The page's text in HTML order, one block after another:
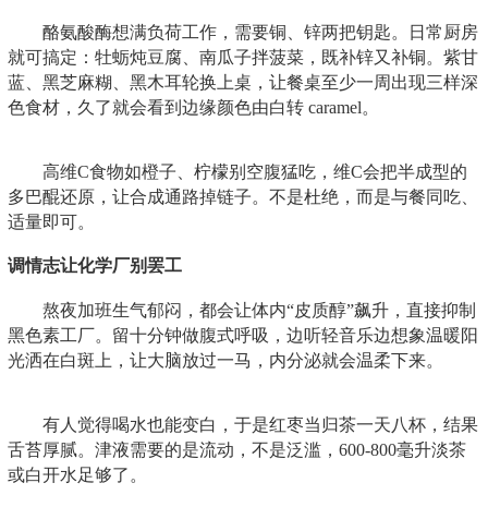
酪氨酸酶想满负荷工作，需要铜、锌两把钥匙。日常厨房
就可搞定：牡蛎炖豆腐、南瓜子拌菠菜，既补锌又补铜。紫甘
蓝、黑芝麻糊、黑木耳轮换上桌，让餐桌至少一周出现三样深
色食材，久了就会看到边缘颜色由白转 caramel。
高维C食物如橙子、柠檬别空腹猛吃，维C会把半成型的
多巴醌还原，让合成通路掉链子。不是杜绝，而是与餐同吃、
适量即可。
调情志让化学厂别罢工
熬夜加班生气郁闷，都会让体内“皮质醇”飙升，直接抑制
黑色素工厂。留十分钟做腹式呼吸，边听轻音乐边想象温暖阳
光洒在白斑上，让大脑放过一马，内分泌就会温柔下来。
有人觉得喝水也能变白，于是红枣当归茶一天八杯，结果
舌苔厚腻。津液需要的是流动，不是泛滥，600-800毫升淡茶
或白开水足够了。